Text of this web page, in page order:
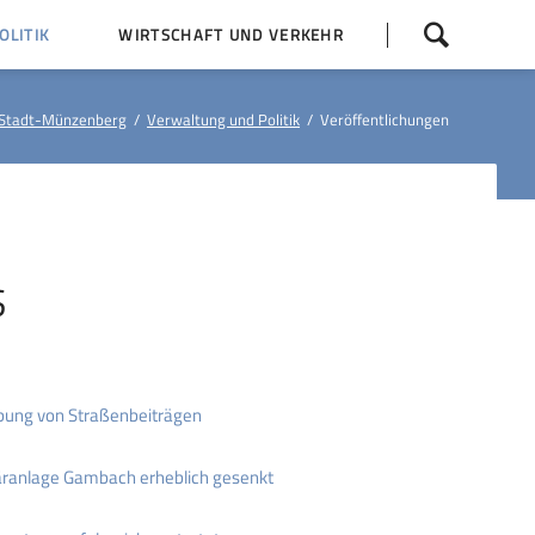
überspringen
WIRTSCHAFT UND VERKEHR
Münzenberg Verwaltung und Politik Veröffentlichungen
von Straßenbeiträgen
Gambach erheblich gesenkt